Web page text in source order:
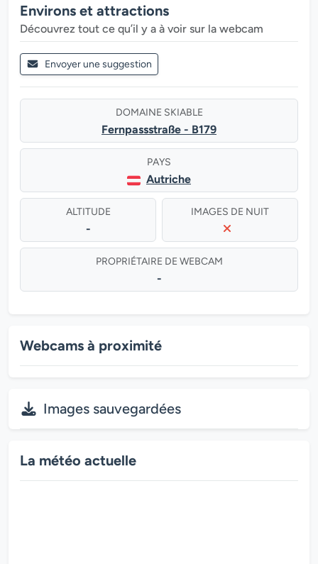
Environs et attractions
Découvrez tout ce qu’il y a à voir sur la webcam
Envoyer une suggestion
DOMAINE SKIABLE
Fernpassstraße - B179
PAYS
Autriche
ALTITUDE
-
IMAGES DE NUIT
PROPRIÉTAIRE DE WEBCAM
-
Webcams à proximité
Images sauvegardées
La météo actuelle